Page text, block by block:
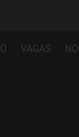
VAGAS